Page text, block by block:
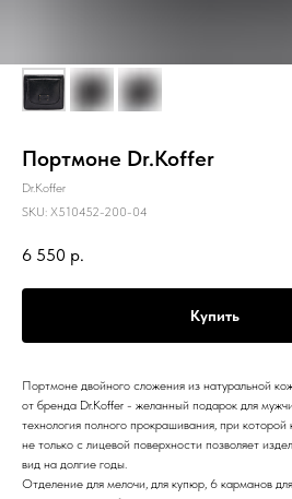
Портмоне Dr.Koffer
Dr.Koffer
SKU: X510452-200-04
6 550 р.
Купить
Портмоне двойного сложения из натуральной
от бренда Dr.Koffer - желанный подарок для
технология полного прокрашивания, при
не только с лицевой поверхности позволяет
вид на долгие годы.
Отделение для мелочи, для купюр, 6 карманов